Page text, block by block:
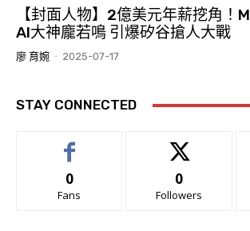
【封面人物】2億美元年薪挖角！
AI大神龐若鳴 引爆矽谷搶人大戰
廖 育婉 - 2025-07-17
STAY CONNECTED
0
Fans
0
Followers